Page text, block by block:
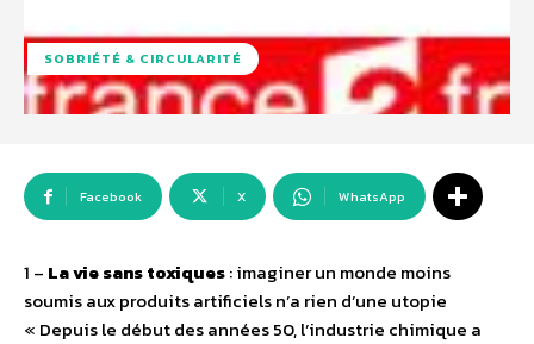
SOBRIÉTÉ & CIRCULARITÉ
Facebook X WhatsApp
1 – La vie sans toxiques: imaginer un monde moins
soumis aux produits artificiels n’a rien d’une utopie
« Depuis le début des années 50, l’industrie chimique a